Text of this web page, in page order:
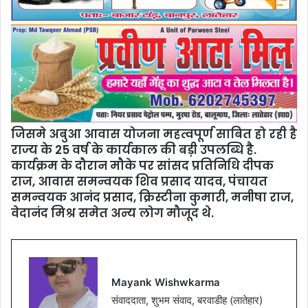
जिसमे अबुआ आवास योजना महत्वपूर्ण साबित हो रही है
राज्य के 25 वर्ष के कार्यकाल की बड़ी उपलब्धि है.
कार्यक्रम के दौरान मौके पर सांसद प्रतिनिधि दीपक
राज, आवास समन्वयक शिव प्रसाद यादव, पंचायत
समन्वयक आनंद प्रसाद, क्रिस्टीना कुमारी, मनीषा राज,
वेदानंद मिश्र समेत अन्य लोग मौजूद थे.
Mayank Wishwkarma
संवाददाता, शुभम संवाद, बरवाडीह (लातेहार)